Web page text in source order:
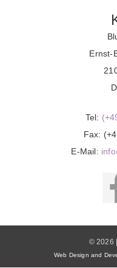
Ernst-
Tel:
Fax:
E-Mail:
© 2026
Web Design and